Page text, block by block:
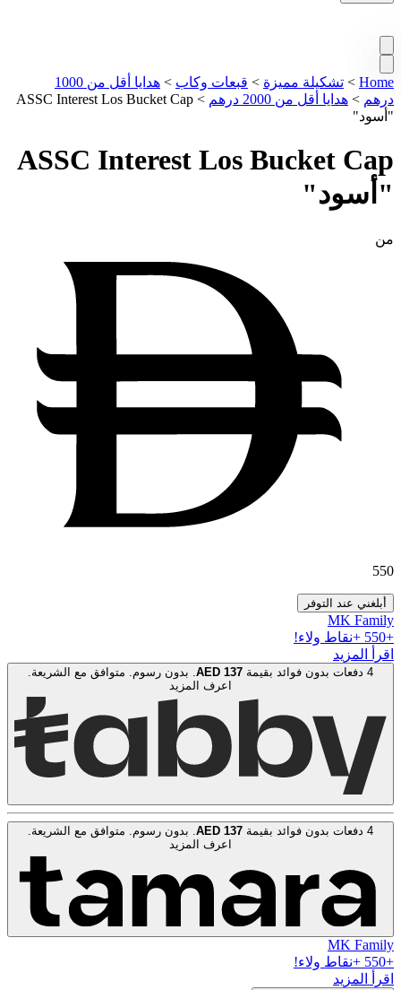
Home
> تشكيلة مميزة > قبعات وكاب >
هدايا أقل من 1000
درهم > هدايا أقل من 2000 درهم >
ASSC Interest Los Bucket Cap
"أسود"
ASSC Interest Los Bucket Cap
"أسود"
من
550
أبلغني عند التوفر
MK Family
+
550 +نقاط ولاء!
اقرأ المزيد
4 دفعات بدون فوائد بقيمة AED 137
. بدون رسوم. متوافق مع الشريعة.
اعرف المزيد
4 دفعات بدون فوائد بقيمة AED 137
. بدون رسوم. متوافق مع الشريعة.
اعرف المزيد
MK Family
+
550 +نقاط ولاء!
اقرأ المزيد